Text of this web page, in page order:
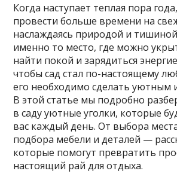
Когда наступает теплая пора
провести больше времени на
наслаждаясь природой и
именно то место, где можно
найти покой и зарядиться
чтобы сад стал по-настоящему
его необходимо сделать
В этой статье мы подробно
в саду уютные уголки, которые
вас каждый день. От выбора
подбора мебели и деталей —
которые помогут превратить
настоящий рай для отдыха.